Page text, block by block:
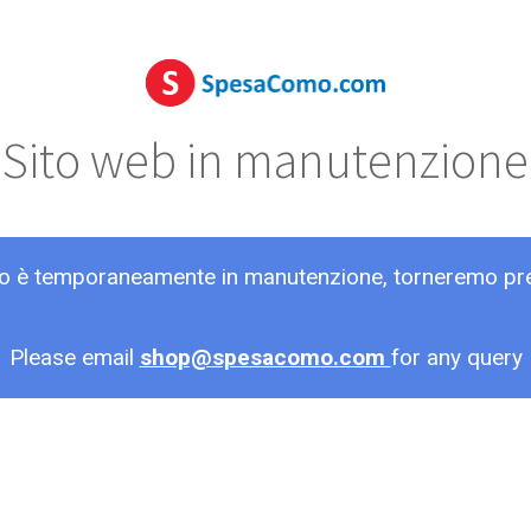
Sito web in manutenzione
è temporaneamente in manutenzione, torneremo
Please email shop@spesacomo.com for any query